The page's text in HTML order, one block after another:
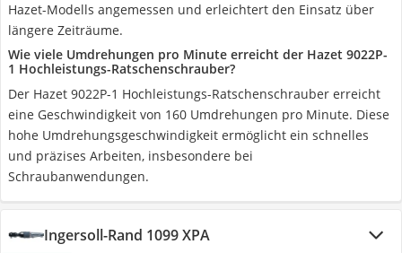
Hazet-Modells angemessen und erleichtert den Einsatz über
längere Zeiträume.
Wie viele Umdrehungen pro Minute erreicht der Hazet 9022P-
1 Hochleistungs-Ratschenschrauber?
Der Hazet 9022P-1 Hochleistungs-Ratschenschrauber erreicht
eine Geschwindigkeit von 160 Umdrehungen pro Minute. Diese
hohe Umdrehungsgeschwindigkeit ermöglicht ein schnelles
und präzises Arbeiten, insbesondere bei
Schraubanwendungen.
Ingersoll-Rand 1099 XPA